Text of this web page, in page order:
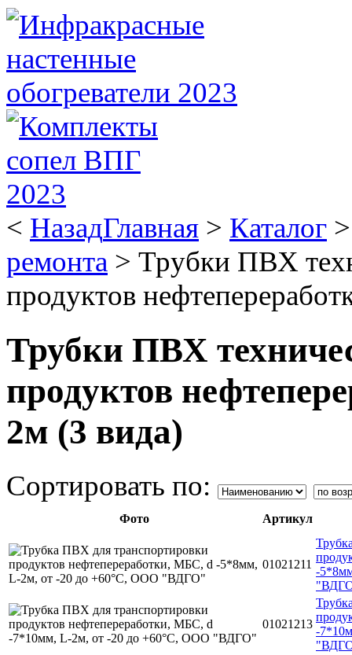
< НазадГлавная > Каталог
ремонта > Трубки ПВХ
продуктов
Трубки ПВХ
продуктов
2м (3 вида)
Сортировать по:
Фото Артикул
01021211
-
01021213
-